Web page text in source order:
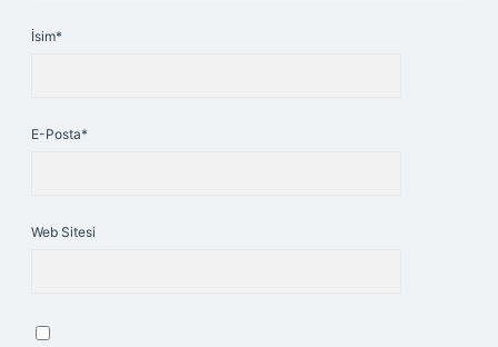
İsim*
E-Posta*
Web Sitesi